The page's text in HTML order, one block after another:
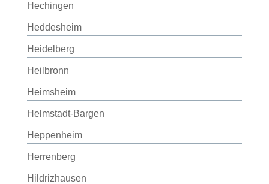
Hechingen
Heddesheim
Heidelberg
Heilbronn
Heimsheim
Helmstadt-Bargen
Heppenheim
Herrenberg
Hildrizhausen